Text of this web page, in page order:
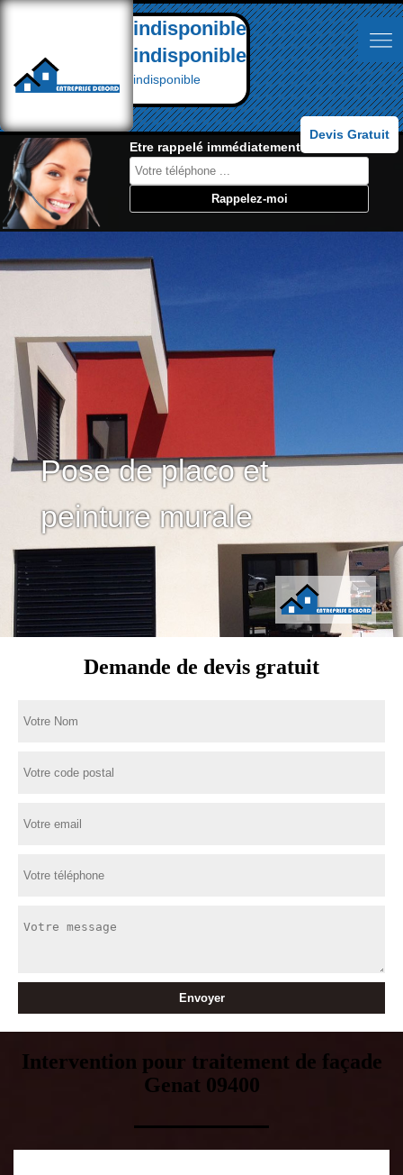
indisponible
indisponible
indisponible
Devis Gratuit
Etre rappelé immédiatement:
Pose de placo et
peinture murale
Demande de devis gratuit
Intervention pour traitement de façade
Genat 09400